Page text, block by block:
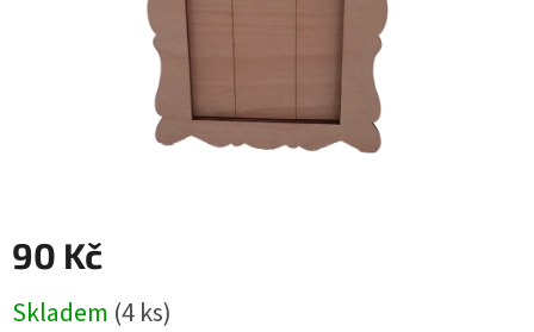
90 Kč
cena:
Skladem (4 ks)